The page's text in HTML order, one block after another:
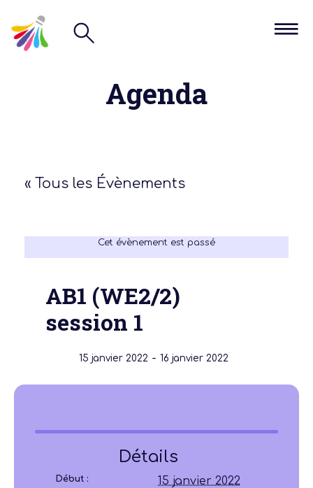
Agenda
« Tous les Évènements
Cet évènement est passé
AB1 (WE2/2)
session 1
15 janvier 2022 - 16 janvier 2022
Détails
Début : 15 janvier 2022